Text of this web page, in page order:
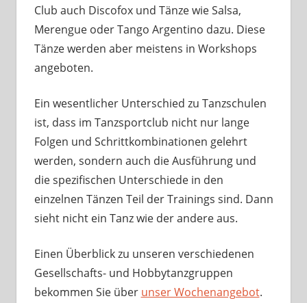
Club auch Discofox und Tänze wie Salsa,
Merengue oder Tango Argentino dazu. Diese
Tänze werden aber meistens in Workshops
angeboten.
Ein wesentlicher Unterschied zu Tanzschulen
ist, dass im Tanzsportclub nicht nur lange
Folgen und Schrittkombinationen gelehrt
werden, sondern auch die Ausführung und
die spezifischen Unterschiede in den
einzelnen Tänzen Teil der Trainings sind. Dann
sieht nicht ein Tanz wie der andere aus.
Einen Überblick zu unseren verschiedenen
Gesellschafts- und Hobbytanzgruppen
bekommen Sie über unser Wochenangebot.